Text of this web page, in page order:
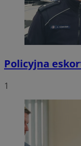
Policyjna
1